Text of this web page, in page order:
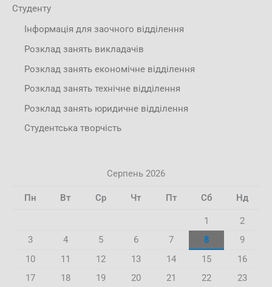
Студенту
Інформація для заочного відділення
Розклад занять викладачів
Розклад занять економічне відділення
Розклад занять технічне відділення
Розклад занять юридичне відділення
Студентська творчість
Серпень 2026
Пн Вт Ср Чт Пт Сб Нд
1
2
3
4 5 6 7 8
9
10
11 12 13 14 15
16
17
18 19 20 21 22
23